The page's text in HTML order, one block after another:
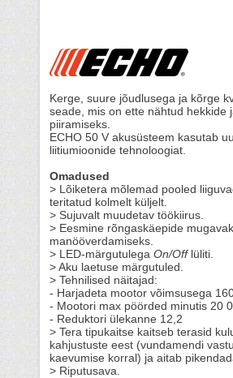
Kerge, suure jõudlusega ja kõrge
seade, mis on ette nähtud hekkide
piiramiseks.
ECHO 50 V akusüsteem kasutab
liitiumioonide tehnoloogiat.
Omadused
> Lõiketera mõlemad pooled
teritatud kolmelt küljelt.
> Sujuvalt muudetav töökiirus.
> Eesmine rõngaskäepide
manööverdamiseks.
> LED-märgutulega On/Offlüliti.
> Aku laetuse märgutuled.
> Tehnilised näitajad:
- Harjadeta mootor võimsusega
- Mootori max pöörded minutis 20
- Reduktori ülekanne 12,2
> Tera tipukaitse kaitseb terasid
kahjustuste eest (vundamendi
kaevumise korral) ja aitab
> Riputusava.